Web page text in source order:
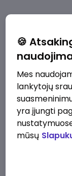
Pridėti naują
Kokios
Pridėti naują
🍪
Mes
lankytojų
yra įjungti
mūsų